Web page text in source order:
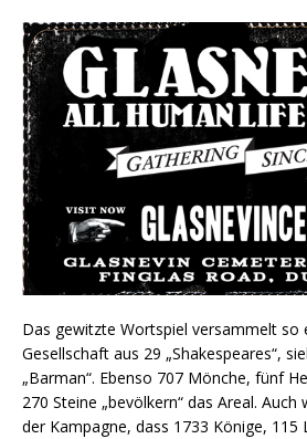
Das gewitzte Wortspiel versammelt so
Gesellschaft aus 29 „Shakespeares“,
„Barman“. Ebenso 707 Mönche, fünf
270 Steine „bevölkern“ das Areal.
der Kampagne, dass 1733 Könige, 115